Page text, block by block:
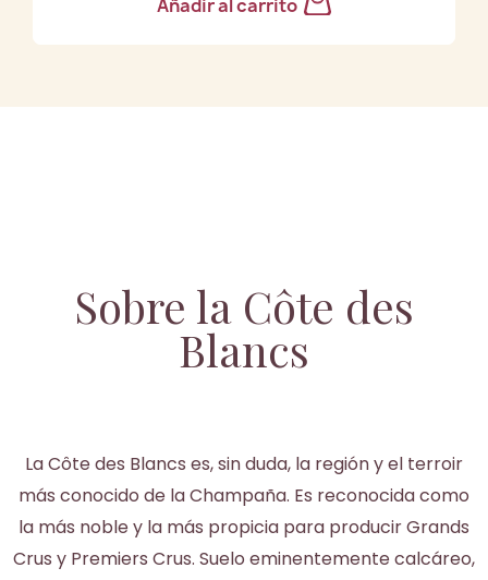
Añadir al carrito
Sobre la Côte des
Blancs
La Côte des Blancs es, sin duda, la región y el terroir
más conocido de la Champaña. Es reconocida como
la más noble y la más propicia para producir Grands
Crus y Premiers Crus. Suelo eminentemente calcáreo,